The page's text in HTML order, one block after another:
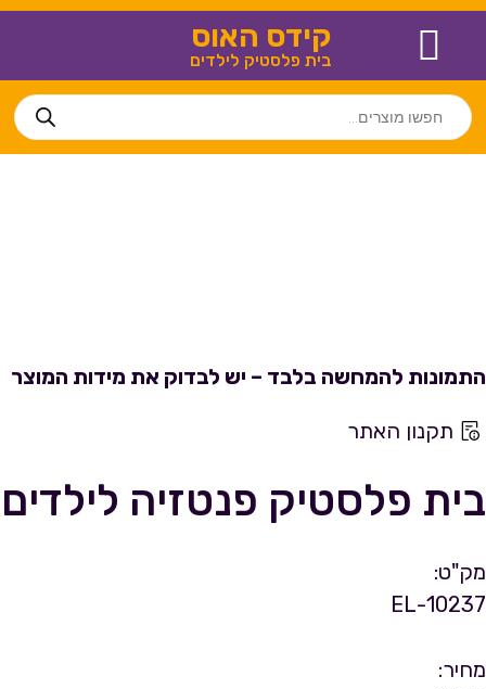
קידס האוס
בית פלסטיק לילדים
התמונות להמחשה בלבד – יש לבדוק את מידות המוצר
תקנון האתר
בית פלסטיק פנטזיה לילדים
מק"ט:
10237-EL
מחיר: